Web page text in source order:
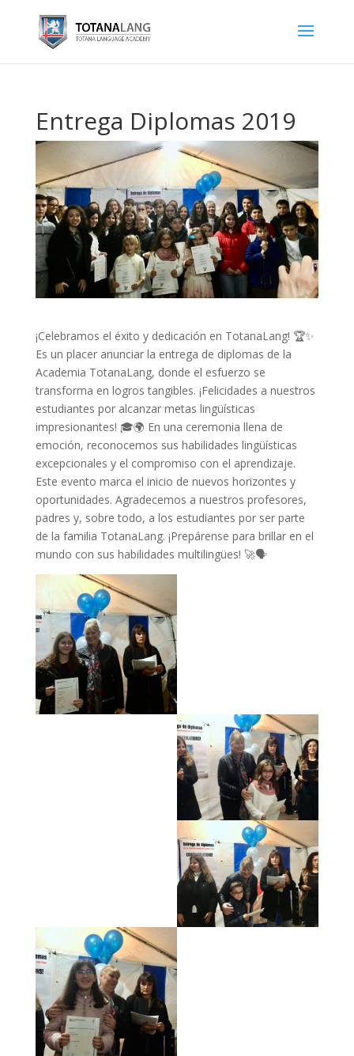
Entrega Diplomas 2019
¡Celebramos el éxito y dedicación en TotanaLang! 🏆✨
Es un placer anunciar la entrega de diplomas de la
Academia TotanaLang, donde el esfuerzo se
transforma en logros tangibles. ¡Felicidades a nuestros
estudiantes por alcanzar metas lingüísticas
impresionantes! 🎓🌍 En una ceremonia llena de
emoción, reconocemos sus habilidades lingüísticas
excepcionales y el compromiso con el aprendizaje.
Este evento marca el inicio de nuevos horizontes y
oportunidades. Agradecemos a nuestros profesores,
padres y, sobre todo, a los estudiantes por ser parte
de la familia TotanaLang. ¡Prepárense para brillar en el
mundo con sus habilidades multilingües! 🚀🗣️